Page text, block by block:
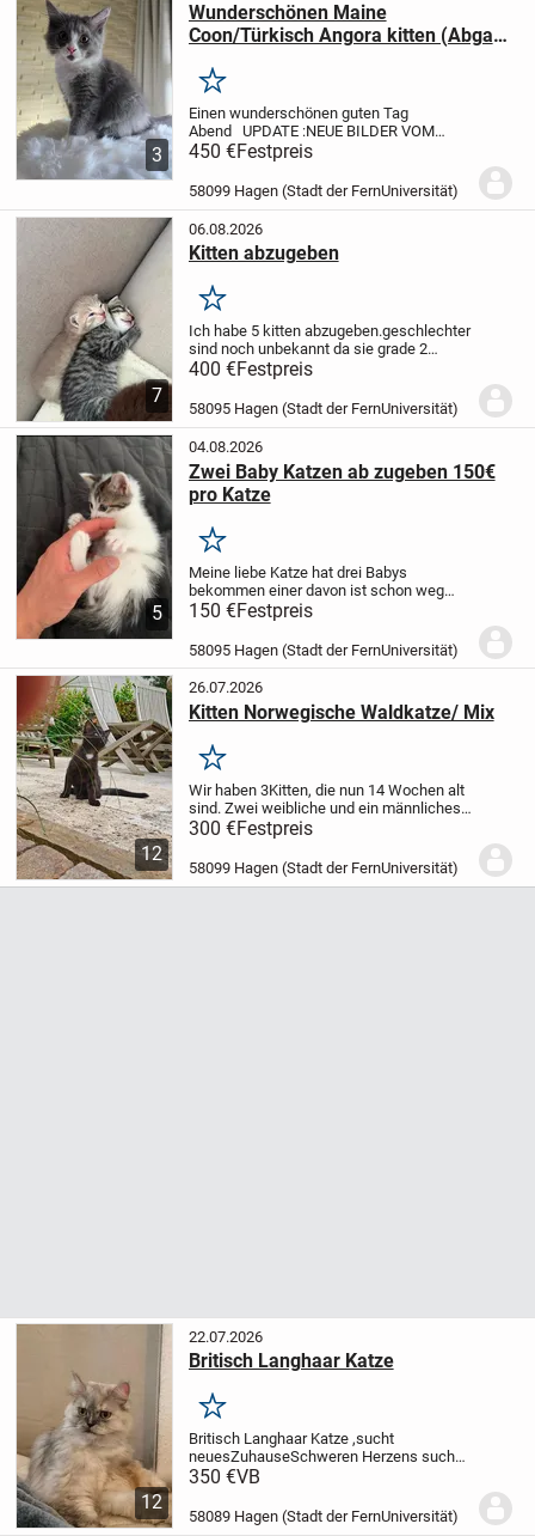
3
Wunderschönen Maine
Coon/Türkisch Angora kitten (Abgabe
Merken
Einen wunderschönen guten Tag
Abend
UPDATE :NEUE BILDER VOM
06.08.2026 Unsere Juno [Reinrassige
Türkisch Angora] und unser Arlo
[Reinrassiger Maine Coon] sind am
15.05.26 stolze Eltern 5...
450 €Festpreis
58099 Hagen (Stadt der FernUniversität)
7
06.08.2026
Kitten abzugeben
Merken
Ich habe 5 kitten abzugeben.geschlechter
sind noch unbekannt da sie grade 2
Wochen sind. Falls ernsthaftes Interesse
besteht wird eine Anzahlung entgegen
genommen zum reservieren. Vorher
können die...
400 €Festpreis
58095 Hagen (Stadt der FernUniversität)
5
04.08.2026
Zwei Baby Katzen ab zugeben 150€
pro Katze
Merken
Meine liebe Katze hat drei Babys
bekommen einer davon ist schon weg
und zwei sind noch übrig 1 Mädchen (die
schwarz braune) und ein Junge (die graue
) die sind beide sehr Liebe voll kuscheln
gerne und...
150 €Festpreis
58095 Hagen (Stadt der FernUniversität)
12
26.07.2026
Kitten Norwegische Waldkatze/ Mix
Merken
Wir haben 3Kitten, die nun 14 Wochen alt
sind. Zwei weibliche und ein männliches.
Das Muttertier ist eine Norwegische
( Freigängerin )
unbekannt.Das Muttertier ist uns...
300 €Festpreis
58099 Hagen (Stadt der FernUniversität)
12
22.07.2026
Britisch Langhaar Katze
Merken
Britisch Langhaar Katze ,sucht
neuesZuhauseSchweren Herzens suchen
wir für unsere liebe Katze
1 Jahr alte weibliche Britisch Langhaar
350 €VB
58089 Hagen (Stadt der FernUniversität)